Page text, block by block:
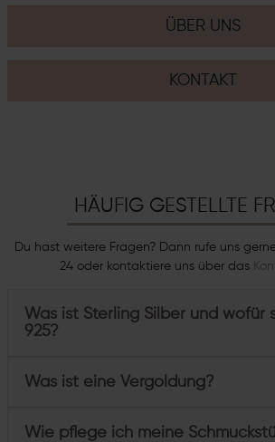
ÜBER UNS
KONTAKT
HÄUFIG GESTELLTE
Du hast weitere Fragen? Dann rufe uns
24 oder kontaktiere uns über das
Was ist Sterling Silber und wofür
925?
Was ist eine Vergoldung?
Wie pflege ich meine